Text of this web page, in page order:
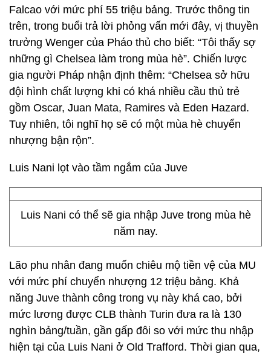
Falcao với mức phí 55 triệu bảng. Trước thông tin
trên, trong buổi trả lời phỏng vấn mới đây, vị thuyền
trưởng Wenger của Pháo thủ cho biết: “Tôi thấy sợ
những gì Chelsea làm trong mùa hè”. Chiến lược
gia người Pháp nhận định thêm: “Chelsea sở hữu
đội hình chất lượng khi có khá nhiều cầu thủ trẻ
gồm Oscar, Juan Mata, Ramires và Eden Hazard.
Tuy nhiên, tôi nghĩ họ sẽ có một mùa hè chuyển
nhượng bận rộn”.
Luis Nani lọt vào tầm ngắm của Juve
Luis Nani có thể sẽ gia nhập Juve trong mùa hè
năm nay.
Lão phu nhân đang muốn chiêu mộ tiền vệ của MU
với mức phí chuyển nhượng 12 triệu bảng. Khả
năng Juve thành công trong vụ này khá cao, bởi
mức lương được CLB thành Turin đưa ra là 130
nghìn bảng/tuần, gần gấp đôi so với mức thu nhập
hiện tại của Luis Nani ở Old Trafford. Thời gian qua,